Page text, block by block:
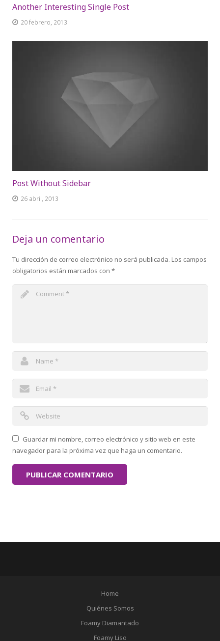
Another Interesting Single Post
20 febrero, 2013
Post Without Sidebar
26 abril, 2013
Deja un comentario
Tu dirección de correo electrónico no será publicada. Los campos
obligatorios están marcados con *
Guardar mi nombre, correo electrónico y sitio web en este
navegador para la próxima vez que haga un comentario.
Home
Quiénes Somos
Foamy Diamantado
Foamy Liso